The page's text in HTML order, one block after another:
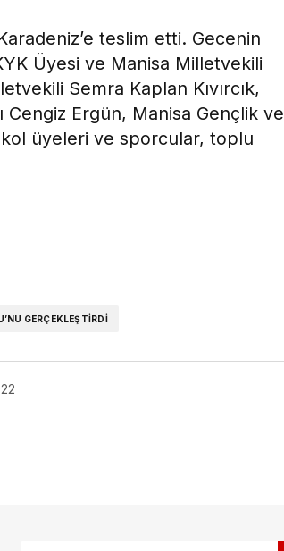
teslim etti. Gecenin
Üyesi ve Manisa Milletvekili
Semra Kaplan Kıvırcık,
Cengiz Ergün, Manisa Gençlik ve
üyeleri ve sporcular, toplu
GERÇEKLEŞTİRDİ